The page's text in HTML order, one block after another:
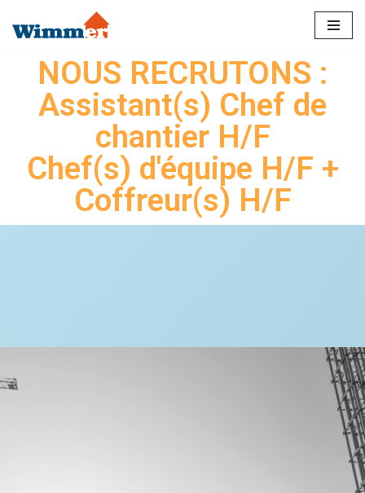
contenuNOUS RECRUTONS :
Assistant(s) Chef de
chantier H/F
Chef(s) d'équipe H/F +
Coffreur(s) H/F